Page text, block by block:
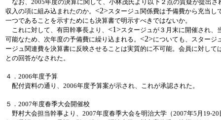
なお、2005年度の決算に関して、小林茂氏より以下２点の質疑が提出さ
収入の項に組み込まれたのか。 <2>スタージュ関係費は予備費から充当
一つであることを示すためにも決算書で明示すべきではないか。
これに対して、有田幹事長より、 <1>スタージュが３月末に開催され、
可能なため、次年度の予備費に繰り込まれる。 <2>についても、スタージ
ージュ関連費を決算書に反映させることは実質的に不可能。会員に対して
との回答がなされた。
４．2006年度予算
配付資料の通り、2006年度予算案が示され、これが承認された。
５．2007年度春季大会開催校
野村大会担当幹事より、2007年度春季大会を明治大学（2007年5月19-